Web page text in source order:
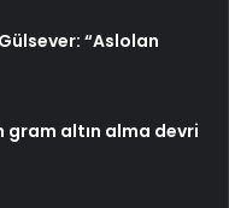
“Aslolan
gram altın alma devri